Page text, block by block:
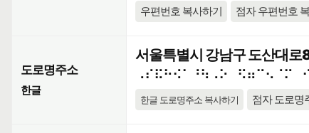
우편번호 복사하기 점자 우편번호
도로명주소
한글
서울특별시 강남구 도산대
한글 도로명주소 복사하기 점자 도로명